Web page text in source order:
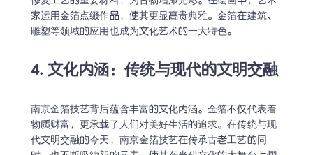
家运用金箔点缀作品，使其更显高贵典雅。金箔在建筑、
雕塑等领域的应用也成为文化艺术的一大特色。
4. 文化内涵：传统与现代的文明交融
南京金箔技艺背后蕴含丰富的文化内涵。金箔不仅代表着
物质财富，更承载了人们对美好生活的追求。在传统与现
代文明交融的今天，南京金箔技艺在传承古老工艺的同